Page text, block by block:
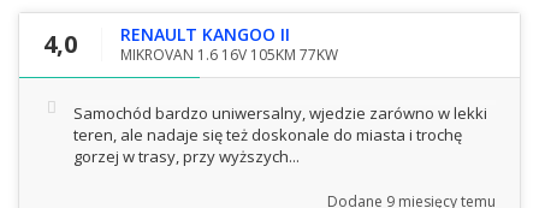
4,0 RENAULT KANGOO II
MIKROVAN 1.6 16V 105KM 77KW
Samochód bardzo uniwersalny, wjedzie zarówno w lekki
teren, ale nadaje się też doskonale do miasta i trochę
gorzej w trasy, przy wyższych...
Dodane 9 miesięcy temu